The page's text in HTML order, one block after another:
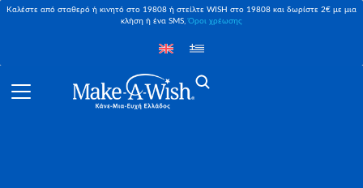
Καλέστε από σταθερό ή κινητό στο 19808 ή στείλτε WISH στο 19808 και δωρίστε 2€ με μια
κλήση ή ένα SMS,Όροι χρέωσης